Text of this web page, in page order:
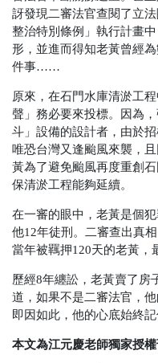
訝發現二審法官查閱了立
整治特別條例」執行計畫
形，並進而得知老黃曾經
件事……
原來，在石門水庫清淤工
聲」務必要來投標。因為
斗」設備的設計者，由於
唯恐台灣又逢颱風來襲，
黃為了避免颱風再度重創
保清淤工程能夠延續。
在一審的眼中，老黃是個
他12年徒刑。二審查出真
當年被羈押120天的老黃，
歷經8年纏訟，老黃賣了房
道，如果不是二審法官，
即因如此，他的心底始終
本文為江元慶老師獨家授